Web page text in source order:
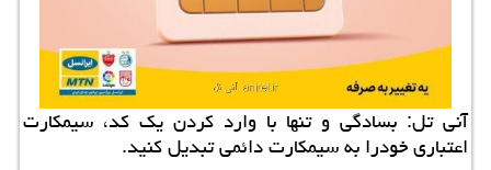
آنی تل: بسادگی و تنها با وارد كردن یك كد، سیمكارت
اعتباری خودرا به سیمكارت دائمی تبدیل كنید.